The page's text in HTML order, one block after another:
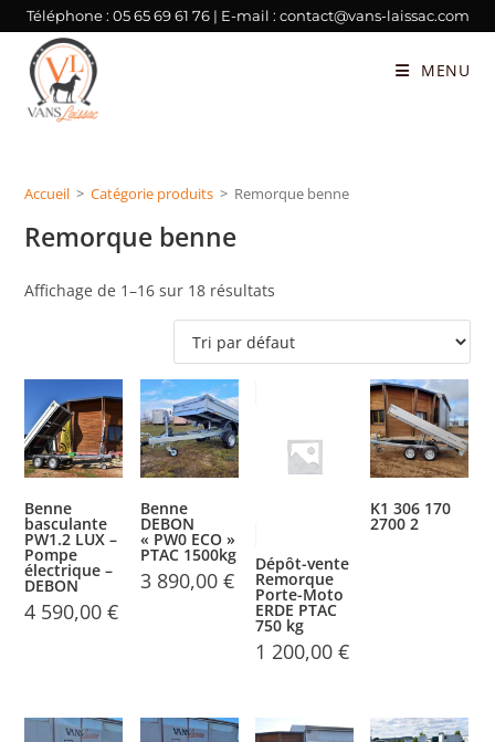
Téléphone : 05 65 69 61 76| E-mail : contact@vans-laissac.com
MENU
Accueil > Catégorie produits > Remorque benne
Remorque benne
Affichage de 1–16 sur 18 résultats
Benne
basculante
PW1.2 LUX –
Pompe
électrique –
DEBON
4 590,00€
Benne
DEBON
« PW0 ECO »
PTAC 1500kg
3 890,00 €
Dépôt-vente
Remorque
Porte-Moto
ERDE PTAC
750 kg
1 200,00 €
K1 306 170
2700 2